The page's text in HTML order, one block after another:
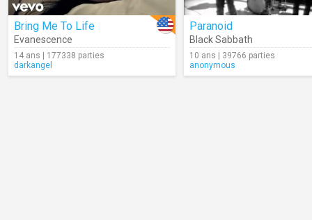
Bring Me To Life
Evanescence
14 ans | 177338 parties
darkangel
Paranoid
Black Sabbath
10 ans | 39766 parties
anonymous